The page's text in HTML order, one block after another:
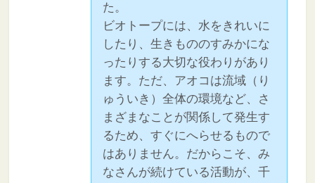
た。
ビオトープには、水をきれいに
したり、生きもののすみかにな
ったりする大切な役わりがあり
ます。ただ、アオコは流域（り
ゅういき）全体の環境など、さ
まざまなことが関係して発生す
るため、すぐにへらせるもので
はありません。だからこそ、み
なさんが続けている活動が、千